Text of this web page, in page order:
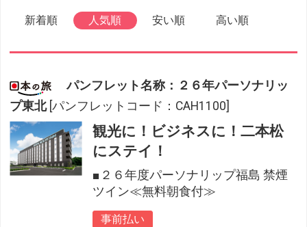
新着順 人気順 安い順 高い順
パンフレット名称：２６年パーソナリッ
プ東北 [パンフレットコード：CAH1100]
観光に！ビジネスに！二本松
にステイ！
■２６年度パーソナリップ福島 禁煙
ツイン≪無料朝食付≫
事前払い